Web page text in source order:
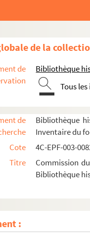
de la
de
Bibliothèque
Tous
de
Bibliothèque
Inventaire du
Cote
4C-EPF-003-
Titre
Commission
Bibliothèque
: